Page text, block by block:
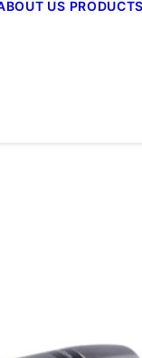
US PRODUCTS